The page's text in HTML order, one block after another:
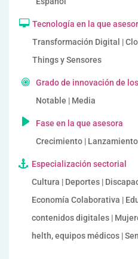
Tecnología en la que
Transformación Digital |
Things y Sensores
Grado de innovación de
Notable | Media
Fase en la que asesora
Crecimiento |
Especialización sectorial
Cultura | Deportes |
Economía Colaborativa |
contenidos digitales |
helth, equipos médicos |